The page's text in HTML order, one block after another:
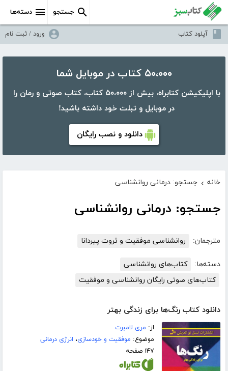
دسته‌ها جستجو
آپلود کتاب ورود / ثبت نام
۵۰،۰۰۰ کتاب در موبایل شما
با اپلیکیشن کتابراه، بیش از ۵۰،۰۰۰ کتاب، کتاب صوتی و رمان را
در موبایل و تبلت خود داشته باشید!
دانلود و نصب رایگان
خانه › جستجو: درمانی روانشناسی
جستجو: درمانی روانشناسی
مترجمان: روانشناسی موفقیت و ثروت پیردانا
دسته‌ها:
کتاب‌های روانشناسی
کتاب‌های صوتی رایگان روانشناسی و موفقیت
دانلود کتاب رنگ‌ها برای زندگی بهتر
از: مری لامبرت
موضوع: موفقیت و خودسازی، انرژی درمانی
۱۴۷ صفحه